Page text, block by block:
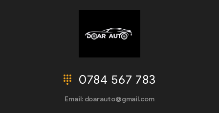
0784 567 783
Email: doarauto@gmail.com